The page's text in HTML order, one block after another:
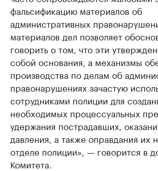
фальсификацию материалов об
административных
материалов дел позволяет
говорить о том, что эти
собой основания, а механизмы
производства по делам об
правонарушениях зачастую
сотрудниками полиции для
необходимых процессуальных
удержания пострадавших,
давления, а также оправдания их
отделе полиции», — говорится в
Комитета.